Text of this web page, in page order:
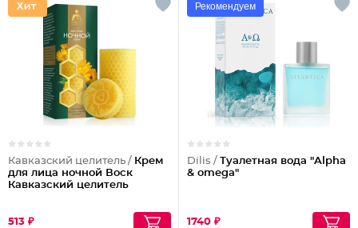
Кавказский целитель / Крем
для лица ночной Воск
Кавказский целитель
513 ₽
Рекомендуем
Dilis / Туалетная вода "Alpha
& omega"
1740 ₽